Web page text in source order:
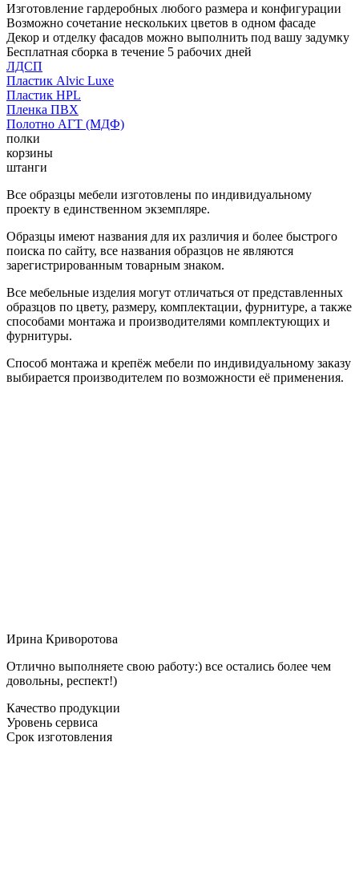
Изготовление гардеробных любого размера и конфигурации
Возможно сочетание нескольких цветов в одном фасаде
Декор и отделку фасадов можно выполнить под вашу задумку
Бесплатная сборка в течение 5 рабочих дней
ЛДСП
Пластик Alvic Luxe
Пластик HPL
Пленка ПВХ
Полотно АГТ (МДФ)
полки
корзины
штанги
Все образцы мебели изготовлены по индивидуальному
проекту в единственном экземпляре.
Образцы имеют названия для их различия и более быстрого
поиска по сайту, все названия образцов не являются
зарегистрированным товарным знаком.
Все мебельные изделия могут отличаться от представленных
образцов по цвету, размеру, комплектации, фурнитуре, а также
способами монтажа и производителями комплектующих и
фурнитуры.
Способ монтажа и крепёж мебели по индивидуальному заказу
выбирается производителем по возможности её применения.
Ирина Криворотова
Отлично выполняете свою работу:) все остались более чем
довольны, респект!)
Качество продукции
Уровень сервиса
Срок изготовления